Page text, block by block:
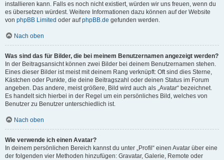
installieren kann. Falls es noch nicht existiert, würden wir uns freuen, wenn du
es übersetzen würdest. Weitere Informationen dazu können auf der Website
von phpBB Limited oder aufphpBB.de gefunden werden.
Nach oben
Was sind das für Bilder, die bei meinem Benutzernamen angezeigt werden?
In der Beitragsansicht können zwei Bilder bei deinem Benutzernamen stehen.
Eines dieser Bilder ist meist mit deinem Rang verknüpft: Oft sind dies Sterne,
Kästchen oder Punkte, die deine Beitragszahl oder deinen Status im Forum
angeben. Das andere, meist größere, Bild wird auch als „Avatar“ bezeichnet.
Es handelt sich hierbei in der Regel um ein persönliches Bild, welches von
Benutzer zu Benutzer unterschiedlich ist.
Nach oben
Wie verwende ich einen Avatar?
In deinem persönlichen Bereich kannst du unter „Profil“ einen Avatar über eine
der folgenden vier Methoden hinzufügen: Gravatar, Galerie, Remote oder